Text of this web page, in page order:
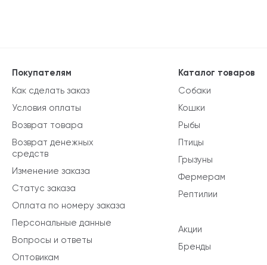
Каталог товаров
Собаки
Кошки
Рыбы
Птицы
Грызуны
Фермерам
Рептилии
Акции
Бренды
Покупателям
Как сделать заказ
Условия оплаты
Возврат товара
Возврат денежных
средств
Изменение заказа
Статус заказа
Оплата по номеру заказа
Персональные данные
Вопросы и ответы
Оптовикам